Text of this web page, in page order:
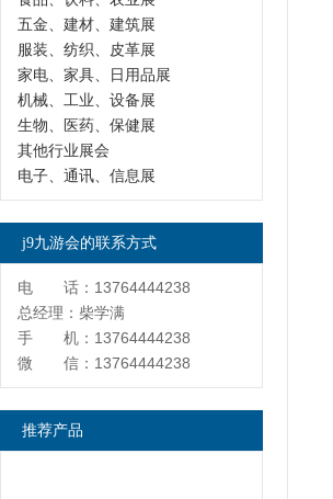
五金、建材、建筑展
服装、纺织、皮革展
家电、家具、日用品展
机械、工业、设备展
生物、医药、保健展
其他行业展会
电子、通讯、信息展
j9九游会的联系方式
电 话：13764444238
总经理：柴学满
手 机：13764444238
微 信：13764444238
推荐产品